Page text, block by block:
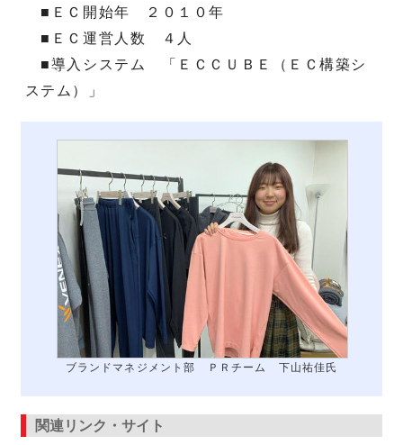
■ＥＣ開始年 ２０１０年
■ＥＣ運営人数 ４人
■導入システム 「ＥＣＣＵＢＥ（ＥＣ構築シ
ステム）」
ブランドマネジメント部 ＰＲチーム 下山祐佳氏
関連リンク・サイト